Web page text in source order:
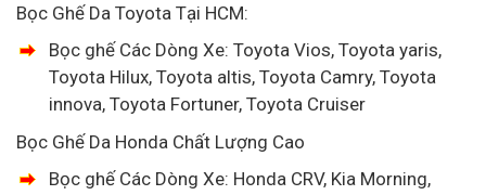
Bọc Ghế Da Toyota Tại HCM:
Bọc ghế Các Dòng Xe: Toyota Vios, Toyota yaris,
Toyota Hilux, Toyota altis, Toyota Camry, Toyota
innova, Toyota Fortuner, Toyota Cruiser
Bọc Ghế Da Honda Chất Lượng Cao
Bọc ghế Các Dòng Xe: Honda CRV, Kia Morning,